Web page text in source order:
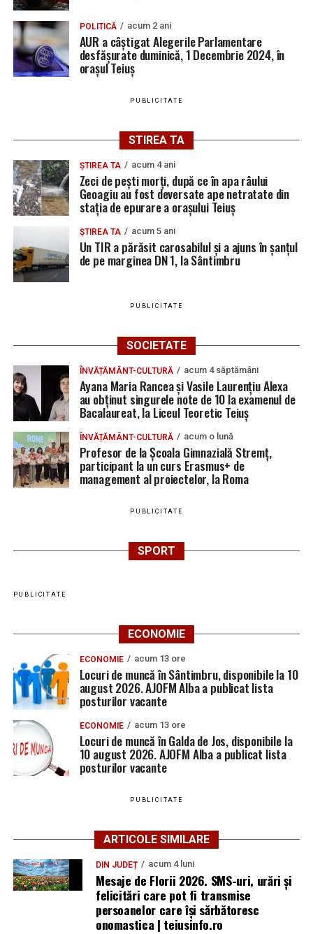
august 2026. AJOFM Alba a publicat lista posturilor
vacante
Locuri de muncă în Galda de Jos, disponibile la 10
august 2026. AJOFM Alba a publicat lista posturilor
Sâmbătă, 15 august 2026: Centenarul bisericii
Jaf de peste 300.000 de euro, la Teiuș. Familia
păgubită susține că ancheta bate pasul pe loc, la
aproape o lună de la spargere
POLITICĂ acum 2 ani
AUR a câștigat Alegerile Parlamentare
desfășurate duminică, 1 Decembrie 2024, în
orașul Teiuș
PUBLICITATE
STIREA TA
ȘTIREA TA acum 4 ani
Zeci de pești morți, după ce în apa râului
Geoagiu au fost deversate ape netratate din
stația de epurare a orașului Teiuș
ȘTIREA TA acum 5 ani
Un TIR a părăsit carosabilul și a ajuns în șanțul
de pe marginea DN 1, la Sântimbru
PUBLICITATE
SOCIETATE
ÎNVĂȚĂMÂNT-CULTURĂ acum 4 săptămâni
Ayana Maria Rancea și Vasile Laurențiu Alexa
au obținut singurele note de 10 la examenul de
Bacalaureat, la Liceul Teoretic Teiuș
ÎNVĂȚĂMÂNT-CULTURĂ acum o lună
Profesor de la Școala Gimnazială Stremț,
participant la un curs Erasmus+ de
management al proiectelor, la Roma
PUBLICITATE
SPORT
PUBLICITATE
ECONOMIE
ECONOMIE acum 13 ore
Locuri de muncă în Sântimbru, disponibile la 10
august 2026. AJOFM Alba a publicat lista
posturilor vacante
ECONOMIE acum 13 ore
Locuri de muncă în Galda de Jos, disponibile la
10 august 2026. AJOFM Alba a publicat lista
posturilor vacante
PUBLICITATE
ARTICOLE SIMILARE
DIN JUDEȚ acum 4 luni
Mesaje de Florii 2026. SMS-uri, urări și
felicitări care pot fi transmise
persoanelor care îşi sărbătoresc
onomastica | teiusinfo.ro